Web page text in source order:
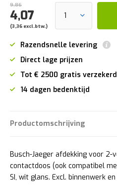
9,86
4,07
(3,36 excl.btw.)
Razendsnelle levering
Direct lage prijzen
Tot € 2500 gratis verzekerd
14 dagen bedenktijd
Productomschrijving
Busch-Jaeger afdekking voor 2-
contactdoos (ook compatibel
SI, wit glans. Excl. binnenwerk